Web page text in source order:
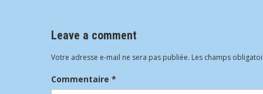
Leave a comment
Votre adresse e-mail ne sera pas publiée. Les champs
Commentaire *